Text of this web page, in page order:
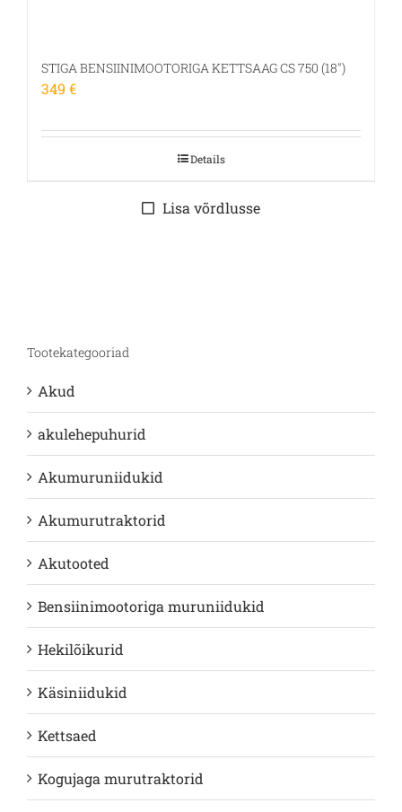
STIGA BENSIINIMOOTORIGA KETTSAAG CS 750 (18″)
349 €
Details
Lisa võrdlusse
Tootekategooriad
Akud
akulehepuhurid
Akumuruniidukid
Akumurutraktorid
Akutooted
Bensiinimootoriga muruniidukid
Hekilõikurid
Käsiniidukid
Kettsaed
Kogujaga murutraktorid